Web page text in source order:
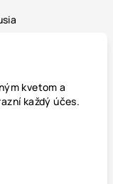
kvetom a
každý účes.